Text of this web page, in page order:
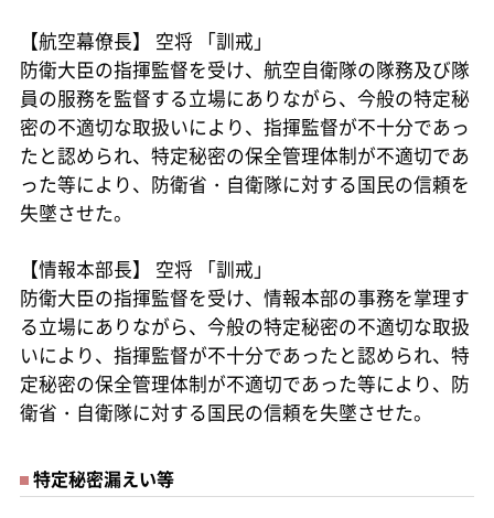
【航空幕僚長】 空将 「訓戒」
防衛大臣の指揮監督を受け、航空自衛隊の隊務及び隊
員の服務を監督する立場にありながら、今般の特定秘
密の不適切な取扱いにより、指揮監督が不十分であっ
たと認められ、特定秘密の保全管理体制が不適切であ
った等により、防衛省・自衛隊に対する国民の信頼を
失墜させた。
【情報本部長】 空将 「訓戒」
防衛大臣の指揮監督を受け、情報本部の事務を掌理す
る立場にありながら、今般の特定秘密の不適切な取扱
いにより、指揮監督が不十分であったと認められ、特
定秘密の保全管理体制が不適切であった等により、防
衛省・自衛隊に対する国民の信頼を失墜させた。
特定秘密漏えい等